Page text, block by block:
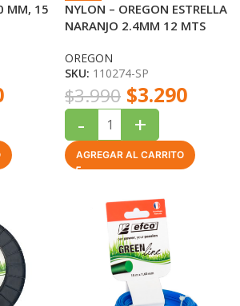
MM, 15
NYLON – OREGON ESTRELLA
NARANJO 2.4MM 12 MTS
OREGON
SKU: 110274-SP
$3.990 $3.290
- +
AGREGAR AL CARRITO